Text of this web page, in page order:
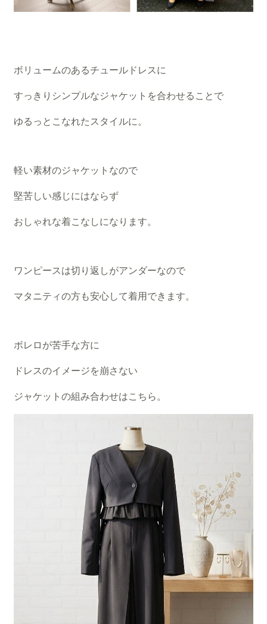
ボリュームのあるチュールドレスに
すっきりシンプルなジャケットを合わせることで
ゆるっとこなれたスタイルに。
軽い素材のジャケットなので
堅苦しい感じにはならず
おしゃれな着こなしになります。
ワンピースは切り返しがアンダーなので
マタニティの方も安心して着用できます。
ボレロが苦手な方に
ドレスのイメージを崩さない
ジャケットの組み合わせはこちら。